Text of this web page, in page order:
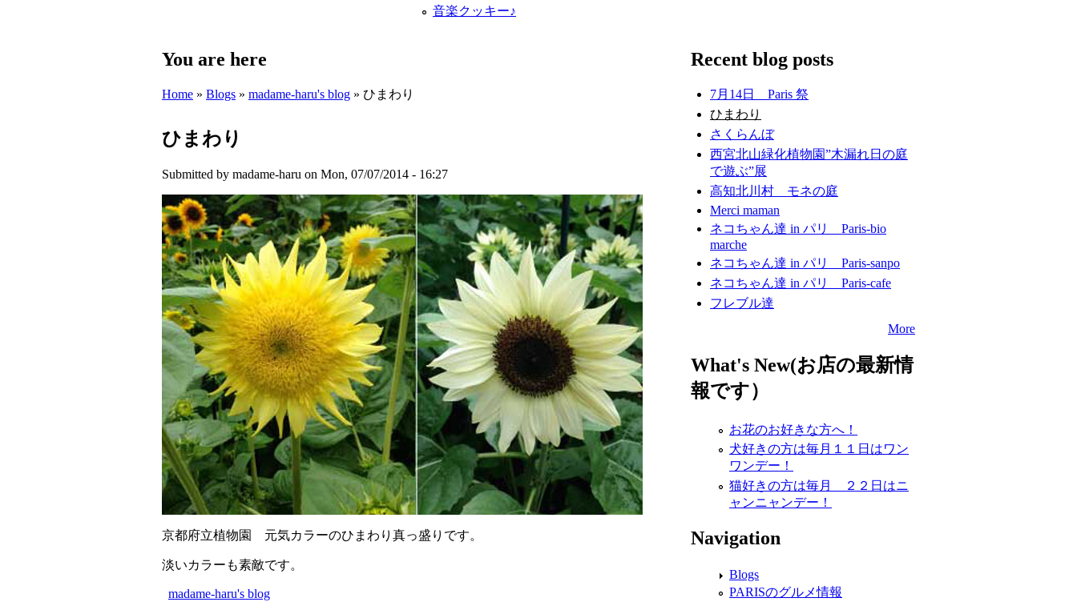
音楽クッキー♪
You are here
Home » Blogs » madame-haru's blog » ひまわり
ひまわり
Submitted by madame-haru on Mon, 07/07/2014 - 16:27
京都府立植物園 元気カラーのひまわり真っ盛りです。
淡いカラーも素敵です。
madame-haru's blog
Recent blog posts
7月14日 Paris 祭
ひまわり
さくらんぼ
西宮北山緑化植物園”木漏れ日の庭
で遊ぶ”展
高知北川村 モネの庭
Merci maman
ネコちゃん達 in パリ Paris-bio
marche
ネコちゃん達 in パリ Paris-sanpo
ネコちゃん達 in パリ Paris-cafe
フレブル達
More
What's New(お店の最新情
報です）
お花のお好きな方へ！
犬好きの方は毎月１１日はワン
ワンデー！
猫好きの方は毎月 ２２日はニ
ャンニャンデー！
Navigation
Blogs
PARISのグルメ情報